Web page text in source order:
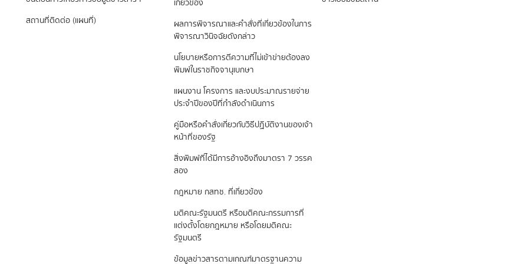
สถานที่ติดต่อ (แผนที่)
ผลการพิจารณาและคำสั่งที่เกี่ยวข้องในการ
พิจารณาวินิจฉัยดังกล่าว
นโยบายหรือการตีความที่ไม่เข้าข่ายต้องลง
พิมพ์ในราชกิจจานุเบกษา
แผนงาน โครงการ และงบประมาณรายจ่าย
ประจำปีของปีที่กำลังดำเนินการ
คู่มือหรือคำสั่งเกี่ยวกับวิธีปฏิบัติงานของเจ้า
หน้าที่ของรัฐ
สิ่งพิมพ์ที่ได้มีการอ้างอิงถึงมาตรา 7 วรรค
สอง
กฎหมาย กสทช. ที่เกี่ยวข้อง
มติคณะรัฐมนตรี หรือมติคณะกรรมการที่
แต่งตั้งโดยกฎหมาย หรือโดยมติคณะ
รัฐมนตรี
ข้อมูลข่าวสารตามเกณฑ์มาตรฐานความ